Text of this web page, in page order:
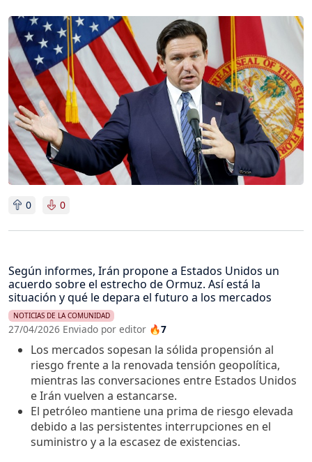
Imagen
0 0
Según informes, Irán propone a Estados Unidos un
acuerdo sobre el estrecho de Ormuz. Así está la
situación y qué le depara el futuro a los mercados
NOTICIAS DE LA COMUNIDAD
27/04/2026 Enviado por editor 🔥7
Los mercados sopesan la sólida propensión al
riesgo frente a la renovada tensión geopolítica,
mientras las conversaciones entre Estados Unidos
e Irán vuelven a estancarse.
El petróleo mantiene una prima de riesgo elevada
debido a las persistentes interrupciones en el
suministro y a la escasez de existencias.